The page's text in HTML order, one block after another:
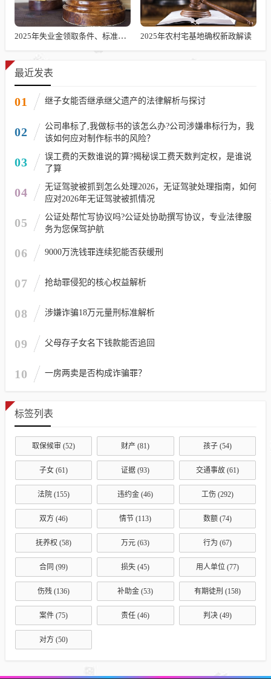
2025年失业金领取条件、标准及发放时长解析 2025年农村宅基地确权新政解读
最近发表
01 继子女能否继承继父遗产的法律解析与探讨
02
公司串标了,我做标书的该怎么办?公司涉嫌串标行为，我
该如何应对制作标书的风险？
03
误工费的天数谁说的算?揭秘误工费天数判定权，是谁说
了算
04
无证驾驶被抓到怎么处理2026，无证驾驶处理指南，如何
应对2026年无证驾驶被抓情况
05
公证处帮忙写协议吗?公证处协助撰写协议，专业法律服
务为您保驾护航
06 9000万洗钱罪连续犯能否获缓刑
07 抢劫罪侵犯的核心权益解析
08 涉嫌诈骗18万元量刑标准解析
09 父母存子女名下钱款能否追回
10 一房两卖是否构成诈骗罪？
标签列表
取保候审 (52) 财产 (81) 孩子(54)
子女 (61) 证据 (93) 交通事故(61)
法院 (155) 违约金 (46) 工伤(292)
双方 (46) 情节 (113) 数额(74)
抚养权 (58) 万元 (63) 行为 (67)
合同 (99) 损失 (45) 用人单位 (77)
伤残 (136) 补助金 (53) 有期徒刑 (158)
案件 (75) 责任 (46) 判决(49)
对方 (50)